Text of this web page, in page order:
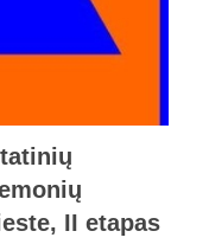
II etapas